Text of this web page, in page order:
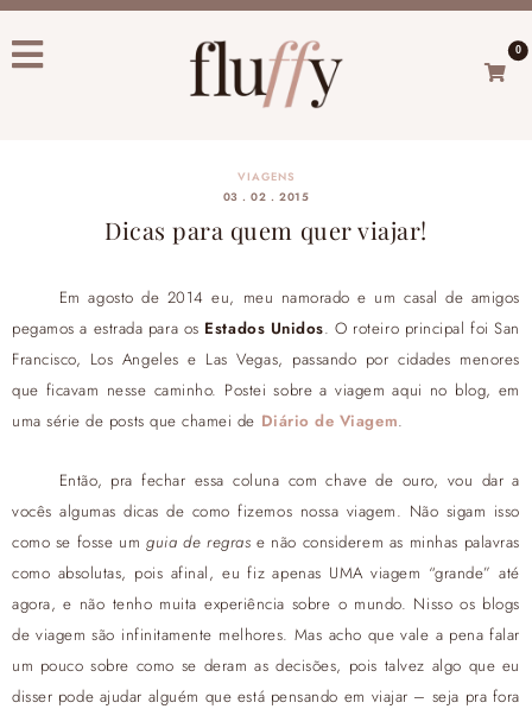
0
VIAGENS
03 . 02 . 2015
Dicas para quem quer viajar!
Em agosto de 2014 eu, meu namorado e um casal de amigos
pegamos a estrada para os Estados Unidos. O roteiro principal foi San
Francisco, Los Angeles e Las Vegas, passando por cidades menores
que ficavam nesse caminho. Postei sobre a viagem aqui no blog, em
uma série de posts que chamei de Diário de Viagem.
Então, pra fechar essa coluna com chave de ouro, vou dar a
vocês algumas dicas de como fizemos nossa viagem. Não sigam isso
como se fosse umguia de regras e não considerem as minhas palavras
como absolutas, pois afinal, eu fiz apenas UMA viagem “grande” até
agora, e não tenho muita experiência sobre o mundo. Nisso os blogs
de viagem são infinitamente melhores. Mas acho que vale a pena falar
um pouco sobre como se deram as decisões, pois talvez algo que eu
disser pode ajudar alguém que está pensando em viajar – seja pra fora